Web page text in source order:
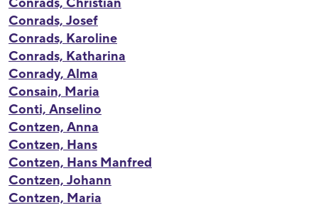
Conrads, Josef
Conrads, Karoline
Conrads, Katharina
Conrady, Alma
Consain, Maria
Conti, Anselino
Contzen, Anna
Contzen, Hans
Contzen, Hans Manfred
Contzen, Johann
Contzen, Maria